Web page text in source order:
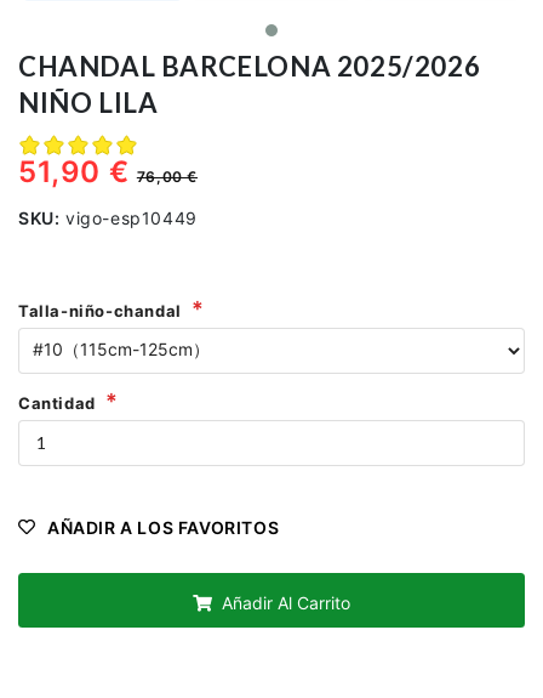
CHANDAL BARCELONA 2025/2026
NIÑO LILA
51,90 €76,00 €
SKU: vigo-esp10449
Talla-niño-chandal
Cantidad
AÑADIR A LOS FAVORITOS
Añadir Al Carrito